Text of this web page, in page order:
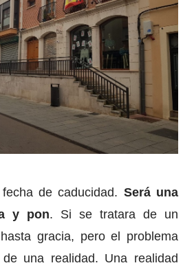
de caducidad. Será una
y pon. Si se tratara de un
gracia, pero el problema
una realidad. Una realidad